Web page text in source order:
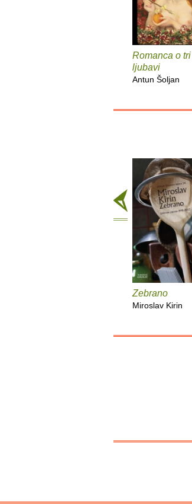
Romanca o tri
ljubavi
Antun Šoljan
Zebrano
Miroslav Kirin